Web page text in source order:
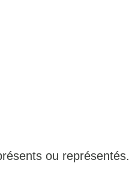
ou représentés.